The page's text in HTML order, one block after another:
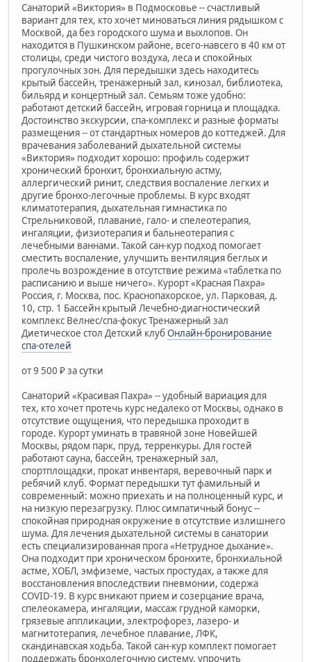
Санаторий «Виктория» в Подмосковье -- счастливый
вариант для тех, кто хочет миноваться линия рядышком с
Москвой, да без городского шума и выхлопов. Он
находится в Пушкинском районе, всего-навсего в 40 км от
столицы, среди чистого воздуха, леса и спокойных
прогулочных зон. Для передышки здесь находитесь
крытый бассейн, тренажерный зал, кинозал, библиотека,
бильярд и концертный зал. Семьям тоже удобно:
работают детский бассейн, игровая горница и площадка.
Достоинство экскурсии, спа-комплекс и разные форматы
размещения -- от стандартных номеров до коттеджей. Для
врачевания заболеваний дыхательной системы
«Виктория» подходит хорошо: профиль содержит
хронический бронхит, бронхиальную астму,
аллергический ринит, следствия воспаление легких и
другие бронхо-легочные проблемы. В курс входят
климатотерапия, дыхательная гимнастика по
Стрельниковой, плавание, гало- и спелеотерапия,
ингаляции, физиотерапия и бальнеотерапия с
лечебными ваннами. Такой сан-кур подход помогает
сместить воспаление, улучшить вентиляция беглых и
пролечь возрождение в отсутствие режима «таблетка по
расписанию и выше ничего». Курорт «Красная Пахра»
Россия, г. Москва, пос. Краснопахорское, ул. Парковая, д.
10, стр. 1 Бассейн крытый Лечебно-диагностический
комплекс Велнес/спа-фокус Тренажерный зал
Диетическое стол Детский клубОнлайн-бронирование
спа-отелей
от 9 500 ₽ за сутки
Санаторий «Красивая Пахра» -- удобный вариация для
тех, кто хочет протечь курс недалеко от Москвы, однако в
отсутствие ощущения, что передышка проходит в
городе. Курорт уминать в травяной зоне Новейшей
Москвы, рядом парк, пруд, терренкуры. Для гостей
работают сауна, бассейн, тренажерный зал,
спортплощадки, прокат инвентаря, веревочный парк и
ребячий клуб. Формат передышки тут фамильный и
современный: можно приехать и на полноценный курс, и
на низкую перезагрузку. Плюс симпатичный бонус --
спокойная природная окружение в отсутствие излишнего
шума. Для лечения дыхательной системы в санатории
есть специализированная прога «Нетрудное дыхание».
Она подходит при хроническом бронхите, бронхиальной
астме, ХОБЛ, эмфиземе, частых простудах, а также для
восстановления впоследствии пневмонии, содержа
COVID-19. В курс вникают прием и созерцание врача,
спелеокамера, ингаляции, массаж грудной каморки,
грязевые аппликации, электрофорез, лазеро- и
магнитотерапия, лечебное плавание, ЛФК,
скандинавская ходьба. Такой сан-кур комплект помогает
поддержать бронхолегочную систему, упрочить